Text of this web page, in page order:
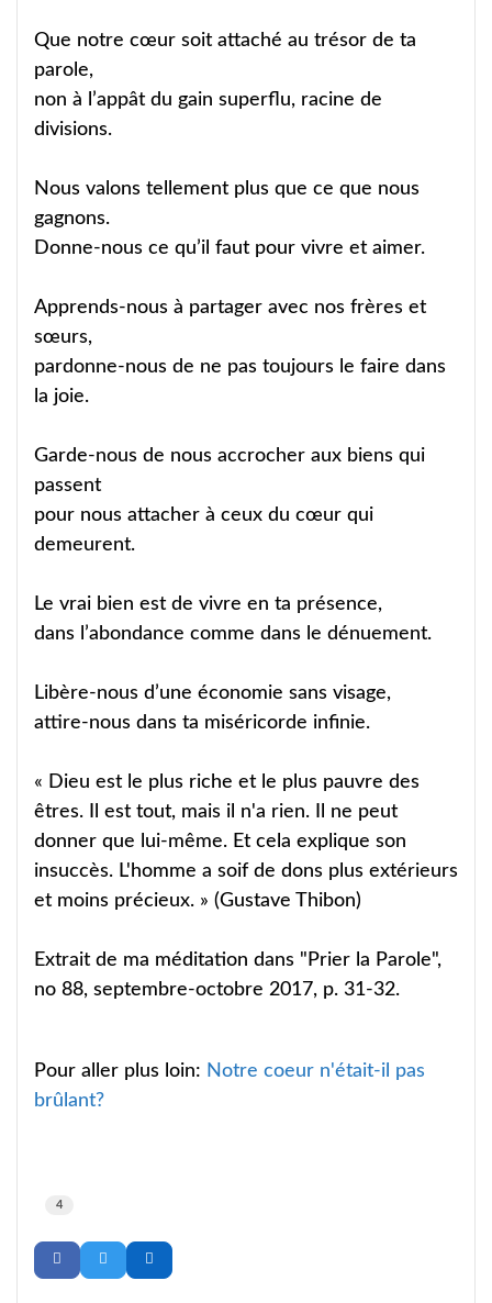
Que notre cœur soit attaché au trésor de ta
parole,
non à l’appât du gain superflu, racine de
divisions.
Nous valons tellement plus que ce que nous
gagnons.
Donne-nous ce qu’il faut pour vivre et aimer.
Apprends-nous à partager avec nos frères et
sœurs,
pardonne-nous de ne pas toujours le faire dans
la joie.
Garde-nous de nous accrocher aux biens qui
passent
pour nous attacher à ceux du cœur qui
demeurent.
Le vrai bien est de vivre en ta présence,
dans l’abondance comme dans le dénuement.
Libère-nous d’une économie sans visage,
attire-nous dans ta miséricorde infinie.
« Dieu est le plus riche et le plus pauvre des
êtres. Il est tout, mais il n'a rien. Il ne peut
donner que lui-même. Et cela explique son
insuccès. L'homme a soif de dons plus extérieurs
et moins précieux. » (Gustave Thibon)
Extrait de ma méditation dans "Prier la Parole",
no 88, septembre-octobre 2017, p. 31-32.
Pour aller plus loin: Notre coeur n'était-il pas
brûlant?
4